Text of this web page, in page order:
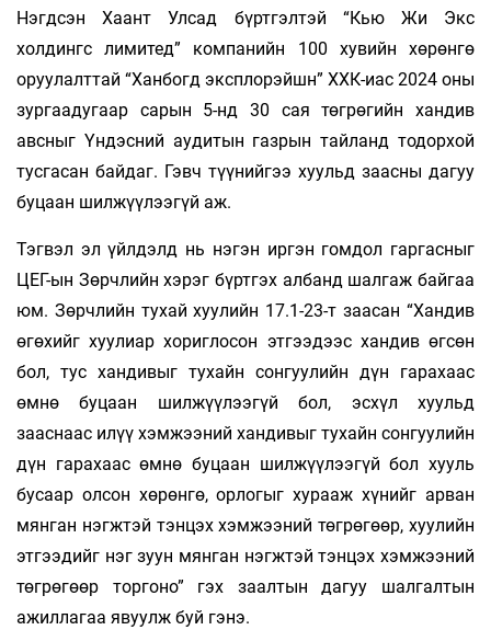
Нэгдсэн Хаант Улсад бүртгэлтэй “Кью Жи Экс
холдингс лимитед” компанийн 100 хувийн хөрөнгө
оруулалттай “Ханбогд эксплорэйшн” ХХК-иас 2024 оны
зургаадугаар сарын 5-нд 30 сая төгрөгийн хандив
авсныг Үндэсний аудитын газрын тайланд тодорхой
тусгасан байдаг. Гэвч түүнийгээ хуульд заасны дагуу
буцаан шилжүүлээгүй аж.
Тэгвэл эл үйлдэлд нь нэгэн иргэн гомдол гаргасныг
ЦЕГ-ын Зөрчлийн хэрэг бүртгэх албанд шалгаж байгаа
юм. Зөрчлийн тухай хуулийн 17.1-23-т заасан “Хандив
өгөхийг хуулиар хориглосон этгээдээс хандив өгсөн
бол, тус хандивыг тухайн сонгуулийн дүн гарахаас
өмнө буцаан шилжүүлээгүй бол, эсхүл хуульд
зааснаас илүү хэмжээний хандивыг тухайн сонгуулийн
дүн гарахаас өмнө буцаан шилжүүлээгүй бол хууль
бусаар олсон хөрөнгө, орлогыг хурааж хүнийг арван
мянган нэгжтэй тэнцэх хэмжээний төгрөгөөр, хуулийн
этгээдийг нэг зуун мянган нэгжтэй тэнцэх хэмжээний
төгрөгөөр торгоно” гэх заалтын дагуу шалгалтын
ажиллагаа явуулж буй гэнэ.